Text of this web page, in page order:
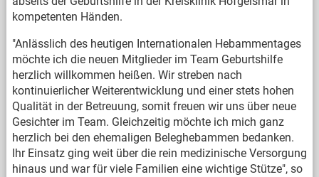
kompetenten Händen.
"Anlässlich des heutigen Internationalen Hebammentages
möchte ich die neuen Mitglieder im Team Geburtshilfe
herzlich willkommen heißen. Wir streben nach
kontinuierlicher Weiterentwicklung und einer stets hohen
Qualität in der Betreuung, somit freuen wir uns über neue
Gesichter im Team. Gleichzeitig möchte ich mich ganz
herzlich bei den ehemaligen Beleghebammen bedanken.
Ihr Einsatz ging weit über die rein medizinische Versorgung
hinaus und war für viele Familien eine wichtige Stütze", so